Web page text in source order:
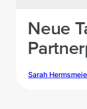
Neue
Sarah